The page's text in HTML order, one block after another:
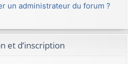
un administrateur du forum ?
et d’inscription